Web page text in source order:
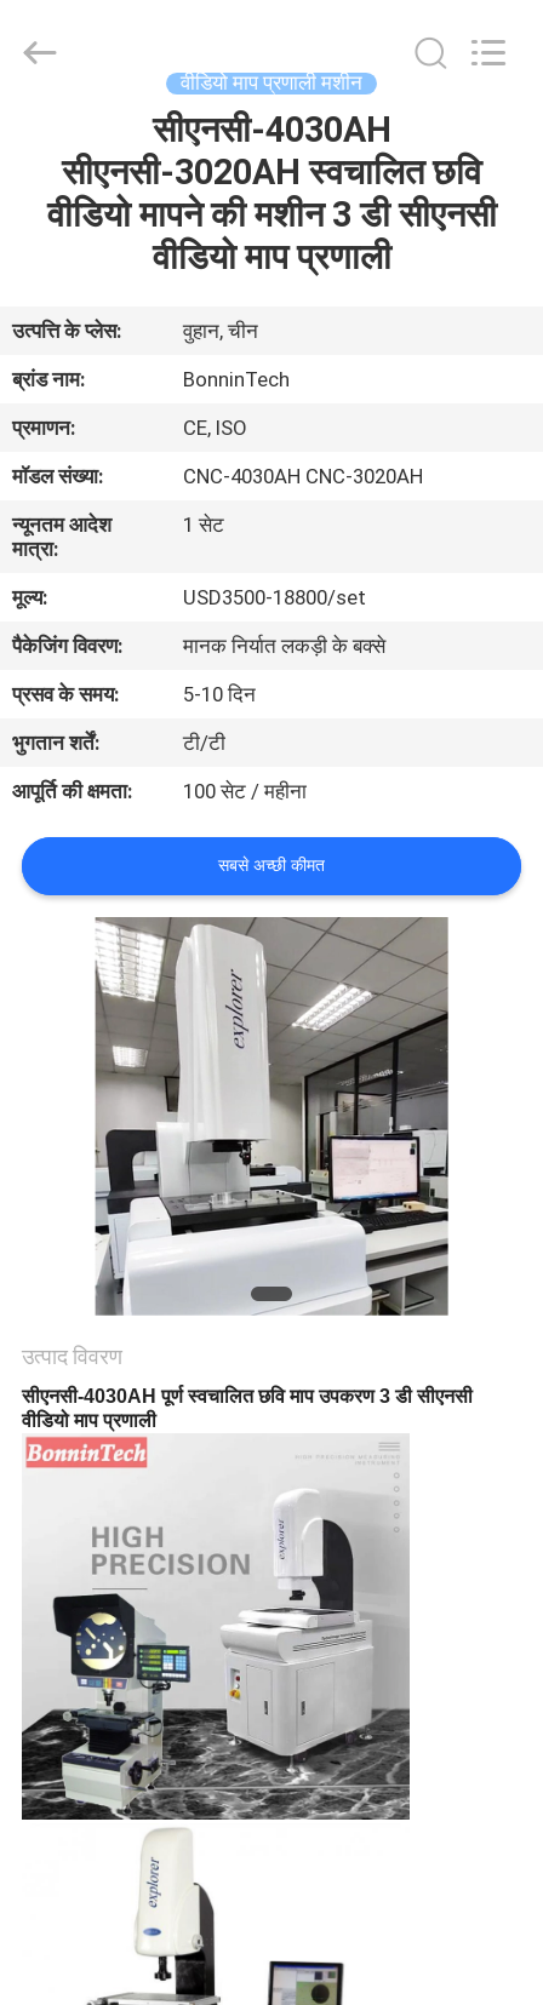
उत्पादों
हमारे
कारखाना
भ्रमण
गुणवत्ता
नियंत्रण
संपर्क
करें
एक
साइटमैप
PRIVACY
POLICY
Reserved.
Developed
वीडियो माप प्रणाली मशीन
सीएनसी-4030AH
सीएनसी-3020AH स्वचालित छवि
वीडियो मापने की मशीन 3 डी सीएनसी
वीडियो माप प्रणाली
उत्पत्ति के प्लेस:
वुहान, चीन
ब्रांड नाम:
BonninTech
प्रमाणन:
CE, ISO
मॉडल संख्या:
CNC-4030AH CNC-3020AH
न्यूनतम आदेश
मात्रा:
1 सेट
मूल्य:
USD3500-18800/set
पैकेजिंग विवरण:
मानक निर्यात लकड़ी के बक्से
प्रसव के समय:
5-10 दिन
भुगतान शर्तें:
टी/टी
आपूर्ति की क्षमता:
100 सेट / महीना
सबसे अच्छी कीमत
उत्पाद विवरण
सीएनसी-4030AH पूर्ण स्वचालित छवि माप उपकरण 3 डी सीएनसी
वीडियो माप प्रणाली